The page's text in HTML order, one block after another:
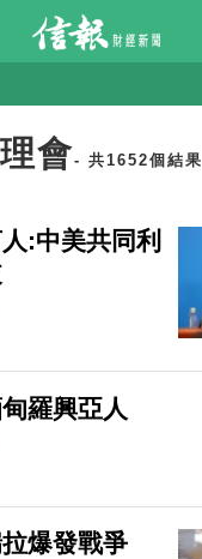
會- 共1652個結果
:中美共同利
羅興亞人
爆發戰爭